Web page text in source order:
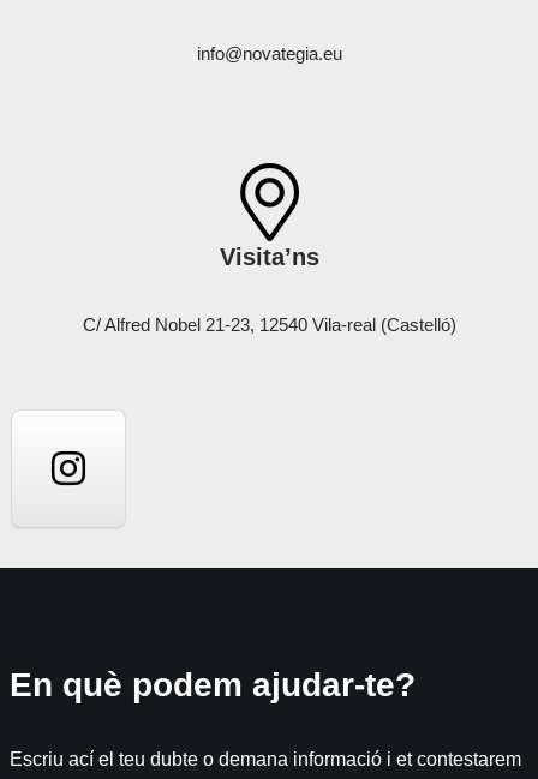
info@novategia.eu
Visita’ns
C/ Alfred Nobel 21-23, 12540 Vila-real (Castelló)
En què podem ajudar-te?
Escriu ací el teu dubte o demana informació i et contestarem